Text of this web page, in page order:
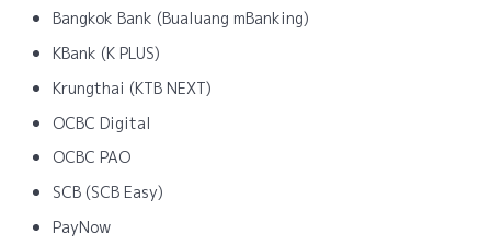
Bangkok Bank (Bualuang mBanking)
KBank (K PLUS)
Krungthai (KTB NEXT)
OCBC Digital
OCBC PAO
SCB (SCB Easy)
PayNow